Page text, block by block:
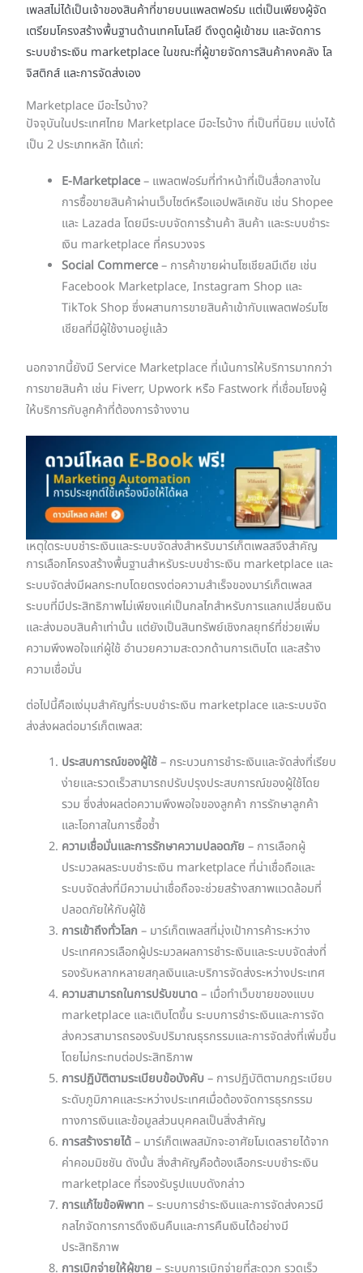
เพลสไม่ได้เป็นเจ้าของสินค้าที่ขายบนแพลตฟอร์ม แต่เป็นเพียงผู้จัด
เตรียมโครงสร้างพื้นฐานด้านเทคโนโลยี ดึงดูดผู้เข้าชม และจัดการ
ระบบชำระเงิน marketplace ในขณะที่ผู้ขายจัดการสินค้าคงคลัง โล
จิสติกส์ และการจัดส่งเอง
Marketplace มีอะไรบ้าง?
ปัจจุบันในประเทศไทย Marketplace มีอะไรบ้าง ที่เป็นที่นิยม แบ่งได้
เป็น 2 ประเภทหลัก ได้แก่:
E-Marketplace– แพลตฟอร์มที่ทำหน้าที่เป็นสื่อกลางใน
การซื้อขายสินค้าผ่านเว็บไซต์หรือแอปพลิเคชัน เช่น Shopee
และ Lazada โดยมีระบบจัดการร้านค้า สินค้า และระบบชำระ
เงิน marketplace ที่ครบวงจร
Social Commerce– การค้าขายผ่านโซเชียลมีเดีย เช่น
Facebook Marketplace, Instagram Shop และ
TikTok Shop ซึ่งผสานการขายสินค้าเข้ากับแพลตฟอร์มโซ
เชียลที่มีผู้ใช้งานอยู่แล้ว
นอกจากนี้ยังมี Service Marketplace ที่เน้นการให้บริการมากกว่า
การขายสินค้า เช่น Fiverr, Upwork หรือ Fastwork ที่เชื่อมโยงผู้
ให้บริการกับลูกค้าที่ต้องการจ้างงาน
เหตุใดระบบชำระเงินและระบบจัดส่งสำหรับมาร์เก็ตเพลสจึงสำคัญ
การเลือกโครงสร้างพื้นฐานสำหรับระบบชำระเงิน marketplace และ
ระบบจัดส่งมีผลกระทบโดยตรงต่อความสำเร็จของมาร์เก็ตเพลส
ระบบที่มีประสิทธิภาพไม่เพียงแค่เป็นกลไกสำหรับการแลกเปลี่ยนเงิน
และส่งมอบสินค้าเท่านั้น แต่ยังเป็นสินทรัพย์เชิงกลยุทธ์ที่ช่วยเพิ่ม
ความพึงพอใจแก่ผู้ใช้ อำนวยความสะดวกด้านการเติบโต และสร้าง
ความเชื่อมั่น
ต่อไปนี้คือแง่มุมสำคัญที่ระบบชำระเงิน marketplace และระบบจัด
ส่งส่งผลต่อมาร์เก็ตเพลส:
ประสบการณ์ของผู้ใช้– กระบวนการชำระเงินและจัดส่งที่เรียบ
ง่ายและรวดเร็วสามารถปรับปรุงประสบการณ์ของผู้ใช้โดย
รวม ซึ่งส่งผลต่อความพึงพอใจของลูกค้า การรักษาลูกค้า
และโอกาสในการซื้อซ้ำ
ความเชื่อมั่นและการรักษาความปลอดภัย – การเลือกผู้
ประมวลผลระบบชำระเงิน marketplace ที่น่าเชื่อถือและ
ระบบจัดส่งที่มีความน่าเชื่อถือจะช่วยสร้างสภาพแวดล้อมที่
ปลอดภัยให้กับผู้ใช้
การเข้าถึงทั่วโลก – มาร์เก็ตเพลสที่มุ่งเป้าการค้าระหว่าง
ประเทศควรเลือกผู้ประมวลผลการชำระเงินและระบบจัดส่งที่
รองรับหลากหลายสกุลเงินและบริการจัดส่งระหว่างประเทศ
ความสามารถในการปรับขนาด– เมื่อทำเว็บขายของแบบ
marketplace และเติบโตขึ้น ระบบการชำระเงินและการจัด
ส่งควรสามารถรองรับปริมาณธุรกรรมและการจัดส่งที่เพิ่มขึ้น
โดยไม่กระทบต่อประสิทธิภาพ
การปฏิบัติตามระเบียบข้อบังคับ– การปฏิบัติตามกฎระเบียบ
ระดับภูมิภาคและระหว่างประเทศเมื่อต้องจัดการธุรกรรม
ทางการเงินและข้อมูลส่วนบุคคลเป็นสิ่งสำคัญ
การสร้างรายได้– มาร์เก็ตเพลสมักจะอาศัยโมเดลรายได้จาก
ค่าคอมมิชชัน ดังนั้น สิ่งสำคัญคือต้องเลือกระบบชำระเงิน
marketplace ที่รองรับรูปแบบดังกล่าว
การแก้ไขข้อพิพาท– ระบบการชำระเงินและการจัดส่งควรมี
กลไกจัดการการดึงเงินคืนและการคืนเงินได้อย่างมี
ประสิทธิภาพ
การเบิกจ่ายให้ผู้ขาย – ระบบการเบิกจ่ายที่สะดวก รวดเร็ว